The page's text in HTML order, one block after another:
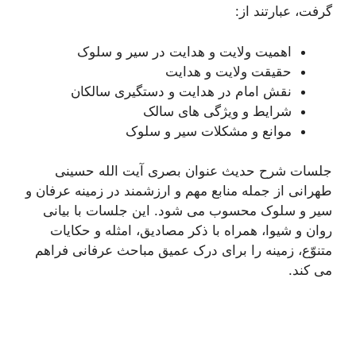
گرفت، عبارتند از:
اهمیت ولایت و هدایت در سیر و سلوک
حقیقت ولایت و هدایت
نقش امام در هدایت و دستگیری سالکان
شرایط و ویژگی های سالک
موانع و مشکلات سیر و سلوک
جلسات شرح حدیث عنوان بصری آیت الله حسینی
طهرانی از جمله منابع مهم و ارزشمند در زمینه عرفان و
سیر و سلوک محسوب می شود. این جلسات با بیانی
روان و شیوا، همراه با ذکر مصادیق، امثله و حکایات
متنوّع، زمینه را برای درک عمیق مباحث عرفانی فراهم
می کند.